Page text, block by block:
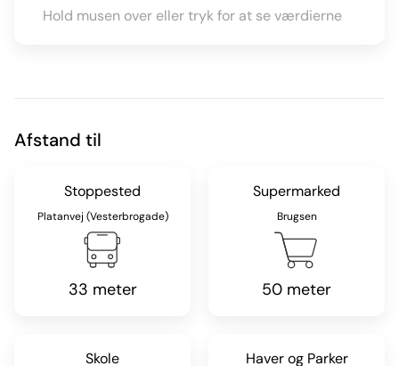
Hold musen over eller tryk for at se værdierne
Afstand til
Stoppested
Platanvej (Vesterbrogade)
33 meter
Supermarked
Brugsen
50 meter
Skole Haver og Parker